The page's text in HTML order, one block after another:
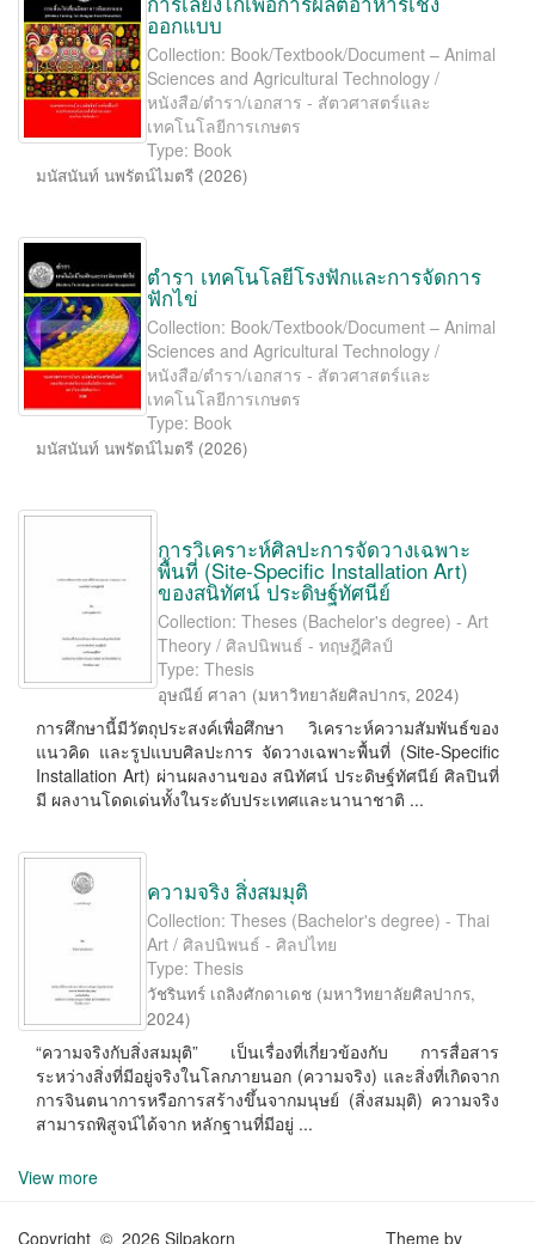
ออกแบบ
Collection: Book/Textbook/Document – Animal
Sciences and Agricultural Technology /
หนังสือ/ตำรา/เอกสาร - สัตวศาสตร์และ
เทคโนโลยีการเกษตร
Type: Book
มนัสนันท์ นพรัตน์ไมตรี (2026)
ตำรา เทคโนโลยีโรงฟักและการจัดการ
ฟักไข่
Collection: Book/Textbook/Document – Animal
Sciences and Agricultural Technology /
หนังสือ/ตำรา/เอกสาร - สัตวศาสตร์และ
เทคโนโลยีการเกษตร
Type: Book
มนัสนันท์ นพรัตน์ไมตรี (2026)
การวิเคราะห์ศิลปะการจัดวางเฉพาะ
พื้นที่ (Site-Speciﬁc Installation Art)
ของสนิทัศน์ ประดิษฐ์ทัศนีย์
Collection: Theses (Bachelor's degree) - Art
Theory / ศิลปนิพนธ์ - ทฤษฎีศิลป์
Type: Thesis
อุษณีย์ ศาลา (มหาวิทยาลัยศิลปากร,2024)
การศึกษานี้มีวัตถุประสงค์เพื่อศึกษา วิเคราะห์ความสัมพันธ์ของ
แนวคิด และรูปแบบศิลปะการ จัดวางเฉพาะพื้นที่ (Site-Speciﬁc
Installation Art) ผ่านผลงานของ สนิทัศน์ ประดิษฐ์ทัศนีย์ ศิลปินที่
มี ผลงานโดดเด่นทั้งในระดับประเทศและนานาชาติ ...
ความจริง สิ่งสมมุติ
Collection: Theses (Bachelor's degree) - Thai
Art / ศิลปนิพนธ์ - ศิลปไทย
Type: Thesis
วัชรินทร์ เถลิงศักดาเดช (มหาวิทยาลัยศิลปากร,
2024)
“ความจริงกับสิ่งสมมุติ” เป็นเรื่องที่เกี่ยวข้องกับ การสื่อสาร
ระหว่างสิ่งที่มีอยู่จริงในโลกภายนอก (ความจริง) และสิ่งที่เกิดจาก
การจินตนาการหรือการสร้างขึ้นจากมนุษย์ (สิ่งสมมุติ) ความจริง
สามารถพิสูจน์ได้จาก หลักฐานที่มีอยู่ ...
View more
Copyright © 2026 Silpakorn Theme by